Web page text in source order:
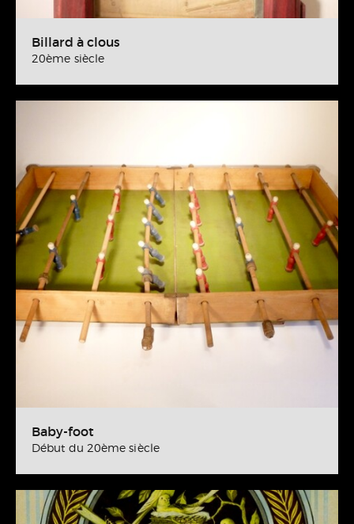
Billard à clous
20ème siècle
Baby-foot
Début du 20ème siècle